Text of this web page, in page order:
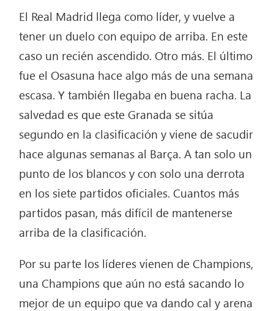
El Real Madrid llega como líder, y vuelve a
tener un duelo con equipo de arriba. En este
caso un recién ascendido. Otro más. El último
fue el Osasuna hace algo más de una semana
escasa. Y también llegaba en buena racha. La
salvedad es que este Granada se sitúa
segundo en la clasificación y viene de sacudir
hace algunas semanas al Barça. A tan solo un
punto de los blancos y con solo una derrota
en los siete partidos oficiales. Cuantos más
partidos pasan, más difícil de mantenerse
arriba de la clasificación.
Por su parte los líderes vienen de Champions,
una Champions que aún no está sacando lo
mejor de un equipo que va dando cal y arena